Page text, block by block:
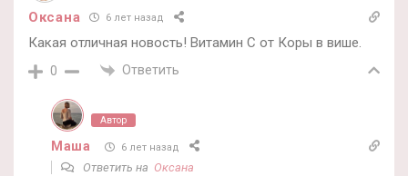
Оксана 6 лет назад
Какая отличная новость! Витамин С от Коры в више.
0 Ответить
Автор
Маша 6 лет назад
Ответить на Оксана